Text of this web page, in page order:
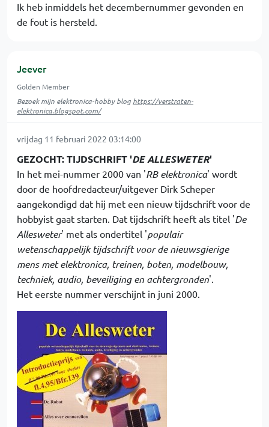
Ik heb inmiddels het decembernummer gevonden en
de fout is hersteld.
Jeever
Golden Member
Bezoek mijn elektronica-hobby blog https://verstraten-
elektronica.blogspot.com/
vrijdag 11 februari 2022 03:14:00
GEZOCHT: TIJDSCHRIFT 'DE ALLESWETER'
In het mei-nummer 2000 van 'RB elektronica' wordt
door de hoofdredacteur/uitgever Dirk Scheper
aangekondigd dat hij met een nieuw tijdschrift voor de
hobbyist gaat starten. Dat tijdschrift heeft als titel 'De
Allesweter' met als ondertitel 'populair
wetenschappelijk tijdschrift voor de nieuwsgierige
mens met elektronica, treinen, boten, modelbouw,
techniek, audio, beveiliging en achtergronden'.
Het eerste nummer verschijnt in juni 2000.